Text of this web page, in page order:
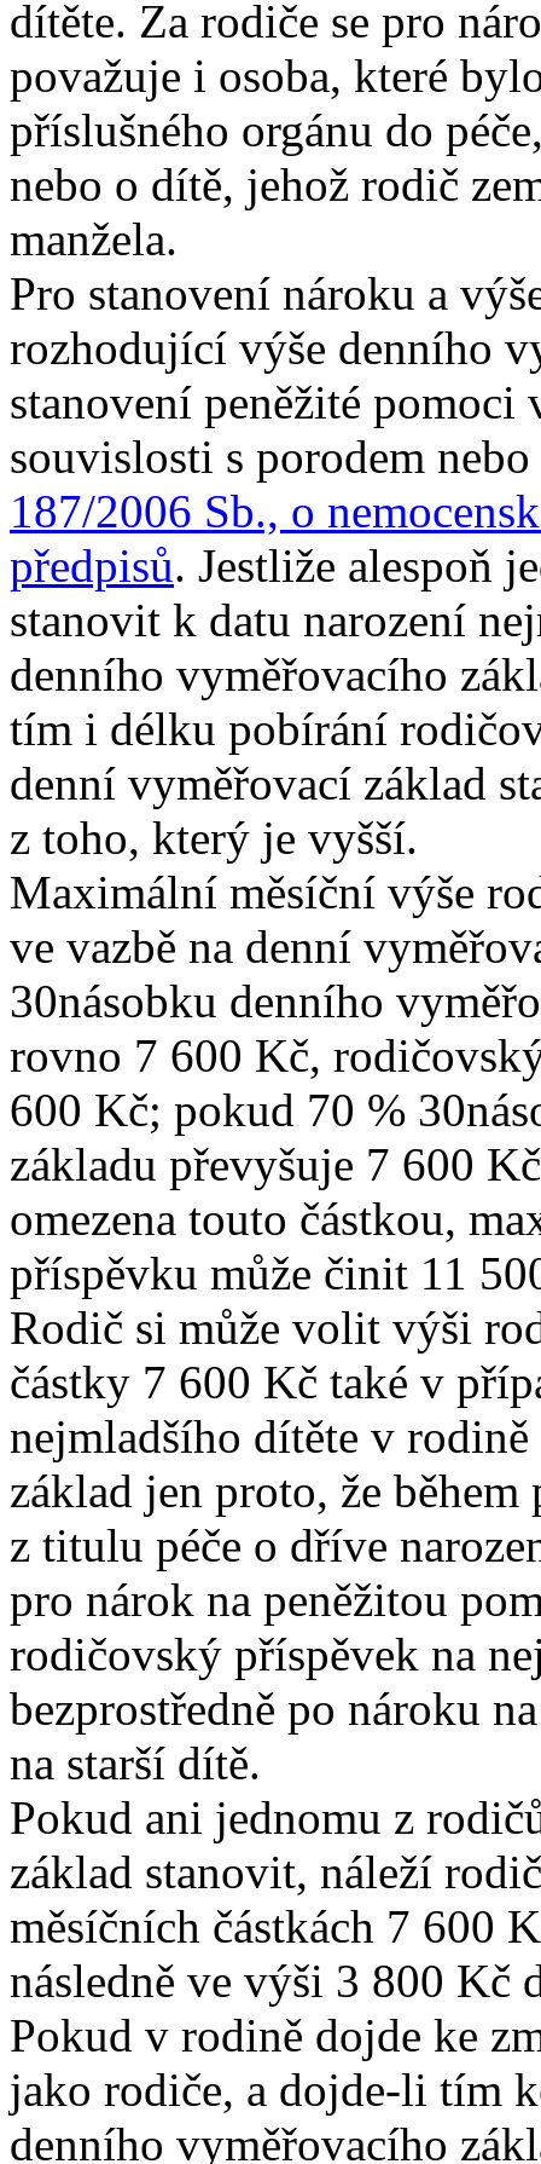
dítěte. Za rodiče se pro
považuje i osoba, které
příslušného orgánu do
nebo o dítě, jehož rodič
manžela.
Pro stanovení nároku a
rozhodující výše denního
stanovení peněžité pomoci
souvislosti s porodem
187/2006 Sb., o
předpisů. Jestliže alespoň
stanovit k datu narození
denního vyměřovacího
tím i délku pobírání
denní vyměřovací základ
z toho, který je vyšší.
Maximální měsíční výše
ve vazbě na denní
30násobku denního
rovno 7 600 Kč,
600 Kč; pokud 70 %
základu převyšuje 7 600
omezena touto částkou,
příspěvku může činit 11
Rodič si může volit výši
částky 7 600 Kč také v
nejmladšího dítěte v
základ jen proto, že
z titulu péče o dříve
pro nárok na peněžitou
rodičovský příspěvek na
bezprostředně po nároku
na starší dítě.
Pokud ani jednomu z
základ stanovit, náleží
měsíčních částkách 7 600
následně ve výši 3 800 Kč
Pokud v rodině dojde ke
jako rodiče, a dojde-li tím
denního vyměřovacího